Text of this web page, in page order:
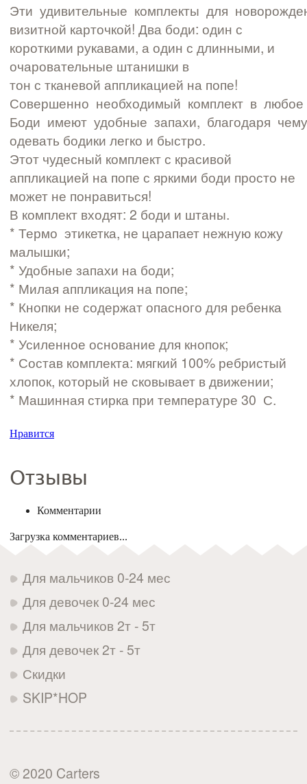
Эти удивительные комплекты для
визитной карточкой! Два боди: один с
короткими рукавами, а один с длинными, и
очаровательные штанишки в
тон с тканевой аппликацией на попе!
Совершенно необходимый комплект в
Боди имеют удобные запахи, благодаря чему
одевать бодики легко и быстро.
Этот чудесный комплект с красивой
аппликацией на попе с яркими боди просто не
может не понравиться!
В комплект входят: 2 боди и штаны.
* Термо ­ этикетка, не царапает нежную кожу
малышки;
* Удобные запахи на боди;
* Милая аппликация на попе;
* Кнопки не содержат опасного для ребенка
Никеля;
* Усиленное основание для кнопок;
* Состав комплекта: мягкий 100% ребристый
хлопок, который не сковывает в движении;
* Машинная стирка при температуре 30 С.
Нравится
Отзывы
Комментарии
Загрузка комментариев...
Для мальчиков 0-24 мес
Для девочек 0-24 мес
Для мальчиков 2т - 5т
Для девочек 2т - 5т
Скидки
SKIP*HOP
© 2020 Carters